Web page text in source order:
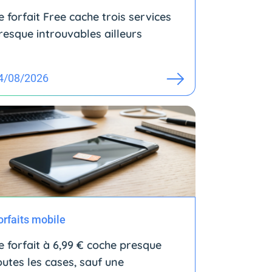
forfait Free cache trois services
introuvables ailleurs
08/2026
mobile
forfait à 6,99 € coche presque
les cases, sauf une